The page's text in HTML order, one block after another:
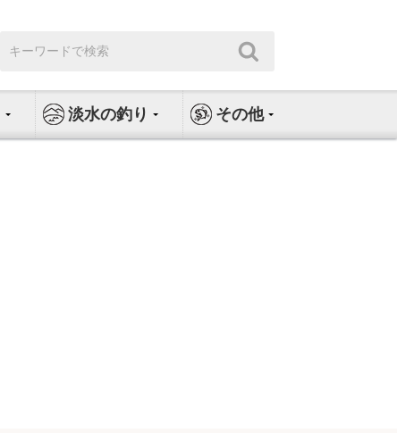
索:
淡水の釣り その他